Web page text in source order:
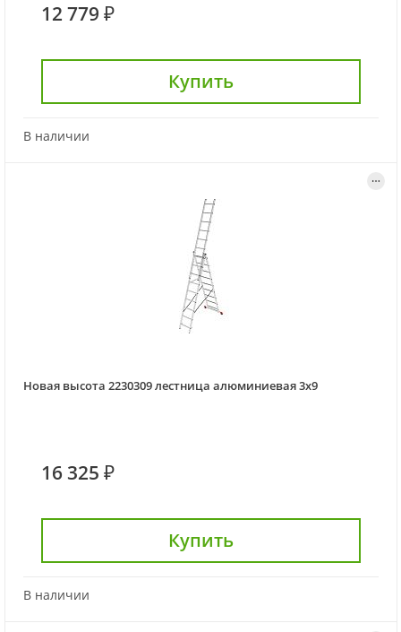
12 779 ₽
Купить
В наличии
Новая высота 2230309 лестница алюминиевая 3х9
16 325 ₽
Купить
В наличии